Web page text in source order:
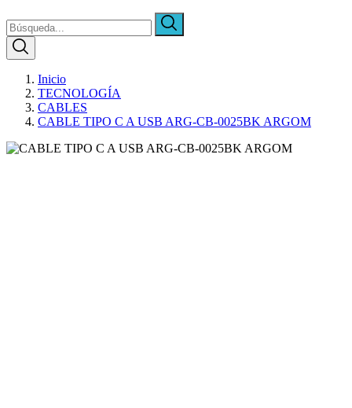
Inicio
TECNOLOGÍA
CABLES
CABLE TIPO C A USB ARG-CB-0025BK ARGOM